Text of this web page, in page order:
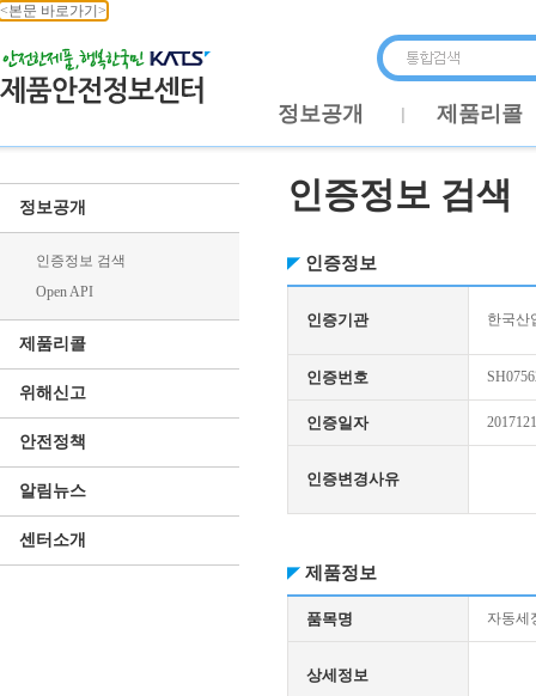
<본문 바로가기>
정보공개 제품리콜
정보공개
인증정보 검색
Open API
제품리콜
위해신고
안전정책
알림뉴스
센터소개
인증정보 검색
인증정보
인증기관 한국산
인증번호
인증일자
인증변경사유
제품정보
품목명 자동세
상세정보